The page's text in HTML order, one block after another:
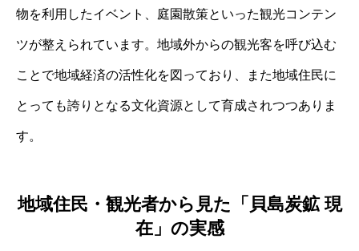
物を利用したイベント、庭園散策といった観光コンテン
ツが整えられています。地域外からの観光客を呼び込む
ことで地域経済の活性化を図っており、また地域住民に
とっても誇りとなる文化資源として育成されつつありま
す。
地域住民・観光者から見た「貝島炭鉱 現
在」の実感